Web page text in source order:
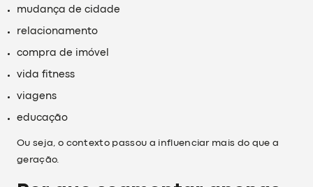
mudança de cidade
relacionamento
compra de imóvel
vida fitness
viagens
educação
Ou seja, o contexto passou a influenciar mais do que a
geração.